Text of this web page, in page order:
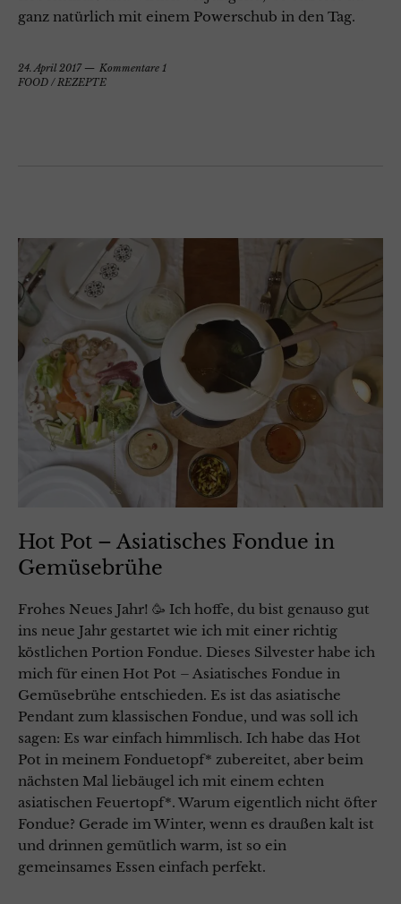
ganz natürlich mit einem Powerschub in den Tag.
24. April 2017
Kommentare 1
FOOD /REZEPTE
Hot Pot – Asiatisches Fondue in
Gemüsebrühe
Frohes Neues Jahr! 🥳 Ich hoffe, du bist genauso gut
ins neue Jahr gestartet wie ich mit einer richtig
köstlichen Portion Fondue. Dieses Silvester habe ich
mich für einen Hot Pot – Asiatisches Fondue in
Gemüsebrühe entschieden. Es ist das asiatische
Pendant zum klassischen Fondue, und was soll ich
sagen: Es war einfach himmlisch. Ich habe das Hot
Pot in meinem Fonduetopf* zubereitet, aber beim
nächsten Mal liebäugel ich mit einem echten
asiatischen Feuertopf*. Warum eigentlich nicht öfter
Fondue? Gerade im Winter, wenn es draußen kalt ist
und drinnen gemütlich warm, ist so ein
gemeinsames Essen einfach perfekt.